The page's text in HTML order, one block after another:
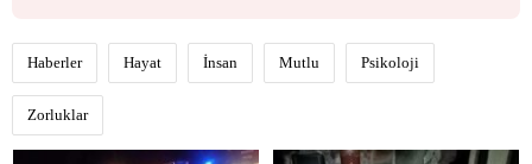
Haberler Hayat İnsan Mutlu Psikoloji
Zorluklar